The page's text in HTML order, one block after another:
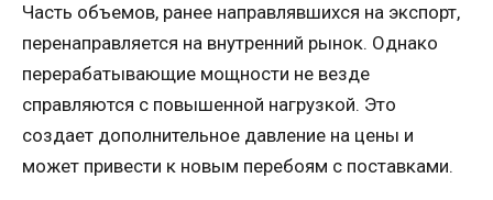
Часть объемов, ранее направлявшихся на экспорт,
перенаправляется на внутренний рынок. Однако
перерабатывающие мощности не везде
справляются с повышенной нагрузкой. Это
создает дополнительное давление на цены и
может привести к новым перебоям с поставками.